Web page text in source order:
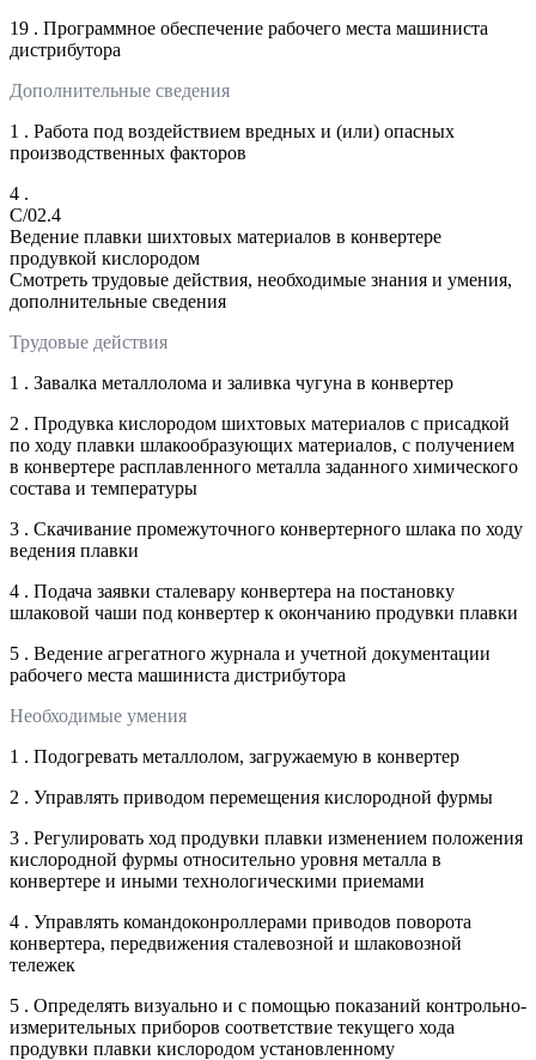
19 . Программное обеспечение рабочего места машиниста
дистрибутора
Дополнительные сведения
1 . Работа под воздействием вредных и (или) опасных
производственных факторов
4 .
C/02.4
Ведение плавки шихтовых материалов в конвертере
продувкой кислородом
Смотреть трудовые действия, необходимые знания и умения,
дополнительные сведения
Трудовые действия
1 . Завалка металлолома и заливка чугуна в конвертер
2 . Продувка кислородом шихтовых материалов с присадкой
по ходу плавки шлакообразующих материалов, с получением
в конвертере расплавленного металла заданного химического
состава и температуры
3 . Скачивание промежуточного конвертерного шлака по ходу
ведения плавки
4 . Подача заявки сталевару конвертера на постановку
шлаковой чаши под конвертер к окончанию продувки плавки
5 . Ведение агрегатного журнала и учетной документации
рабочего места машиниста дистрибутора
Необходимые умения
1 . Подогревать металлолом, загружаемую в конвертер
2 . Управлять приводом перемещения кислородной фурмы
3 . Регулировать ход продувки плавки изменением положения
кислородной фурмы относительно уровня металла в
конвертере и иными технологическими приемами
4 . Управлять командоконроллерами приводов поворота
конвертера, передвижения сталевозной и шлаковозной
тележек
5 . Определять визуально и с помощью показаний контрольно-
измерительных приборов соответствие текущего хода
продувки плавки кислородом установленному